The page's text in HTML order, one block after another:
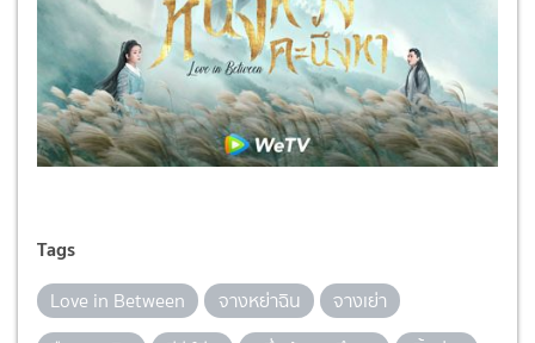
Tags
Love in Between จางหย่าฉิน
จางเย่า